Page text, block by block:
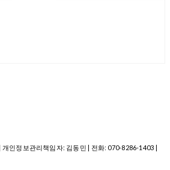
인정보관리책임자: 김동민 | 전화: 070-8286-1403 |